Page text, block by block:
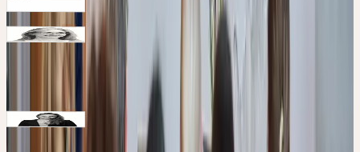
Samuel Hasler
Schwerpunkte: Phytotherapie, Anthroposophie,